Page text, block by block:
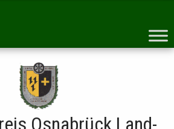
Osnabrück Land-